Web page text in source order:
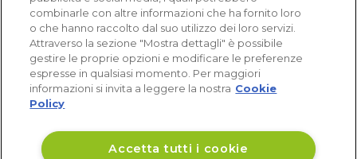
Eccellente (4,8)
Acquisti verificati
combinarle con altre informazioni che ha fornito loro
o che hanno raccolto dal suo utilizzo dei loro servizi.
Attraverso la sezione "Mostra dettagli" è possibile
gestire le proprie opzioni e modificare le preferenze
espresse in qualsiasi momento. Per maggiori
informazioni si invita a leggere la nostra Cookie
Policy
Accetta tutti i cookie